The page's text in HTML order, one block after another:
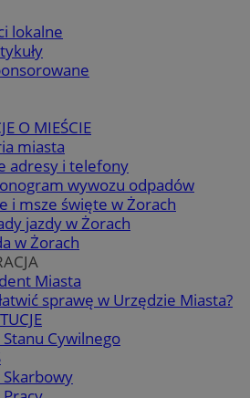
lokalne
O MIEŚCIE
miasta
adresy i telefony
wywozu odpadów
i msze święte w Żorach
jazdy w Żorach
w Żorach
Miasta
sprawę w Urzędzie Miasta?
Stanu Cywilnego
Skarbowy